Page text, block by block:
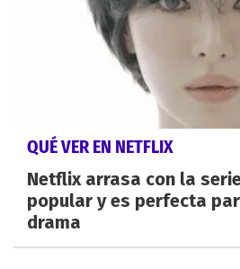
QUÉ VER EN NETFLIX
Netflix arrasa con la
popular y es perfecta
drama